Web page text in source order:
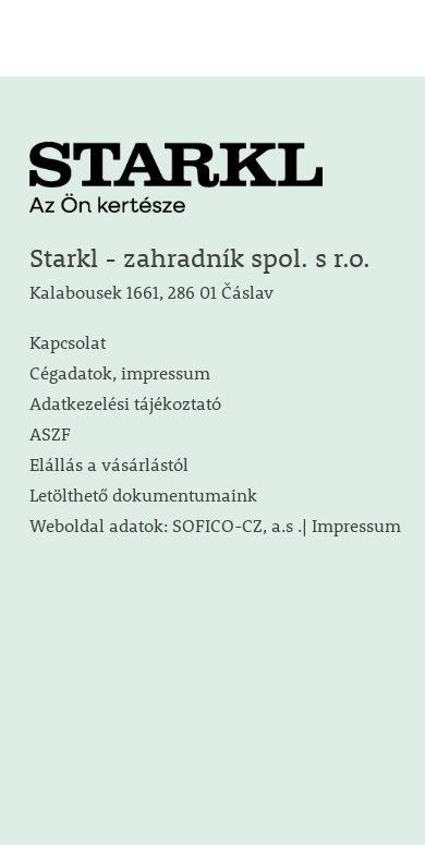
Starkl - zahradník spol. s r.o.
Kalabousek 1661, 286 01 Čáslav
Kapcsolat
Cégadatok, impressum
Adatkezelési tájékoztató
ASZF
Elállás a vásárlástól
Letölthető dokumentumaink
Weboldal adatok: SOFICO-CZ, a.s .| Impressum